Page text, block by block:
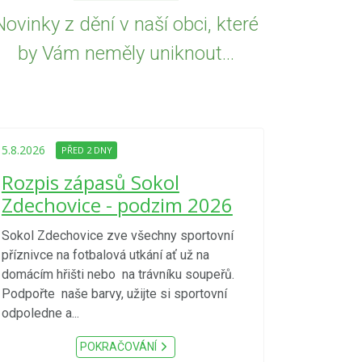
z dění v naší obci, které
by Vám neměly uniknout...
5.8.2026 PŘED 2 DNY
Rozpis zápasů Sokol
Zdechovice - podzim 2026
Sokol Zdechovice zve všechny sportovní
příznivce na fotbalová utkání ať už na
domácím hřišti nebo na trávníku soupeřů.
Podpořte naše barvy, užijte si sportovní
odpoledne a...
POKRAČOVÁNÍ